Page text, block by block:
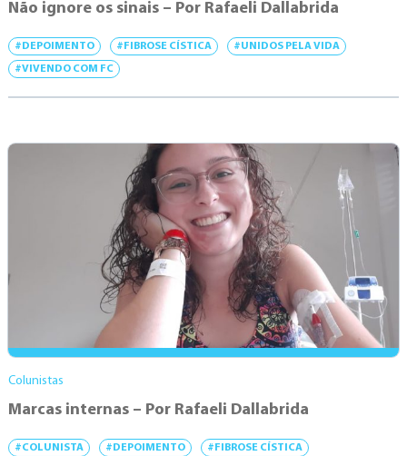
Não ignore os sinais – Por Rafaeli Dallabrida
#DEPOIMENTO #FIBROSE CÍSTICA #UNIDOS PELA VIDA
#VIVENDO COM FC
Colunistas
Marcas internas – Por Rafaeli Dallabrida
#COLUNISTA #DEPOIMENTO #FIBROSE CÍSTICA